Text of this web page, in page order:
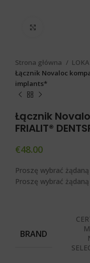
Strona główna
Łącznik Novaloc
implants*
Łącznik
FRIALIT®
€48.00
Proszę wybrać
Proszę wybrać
BRAND